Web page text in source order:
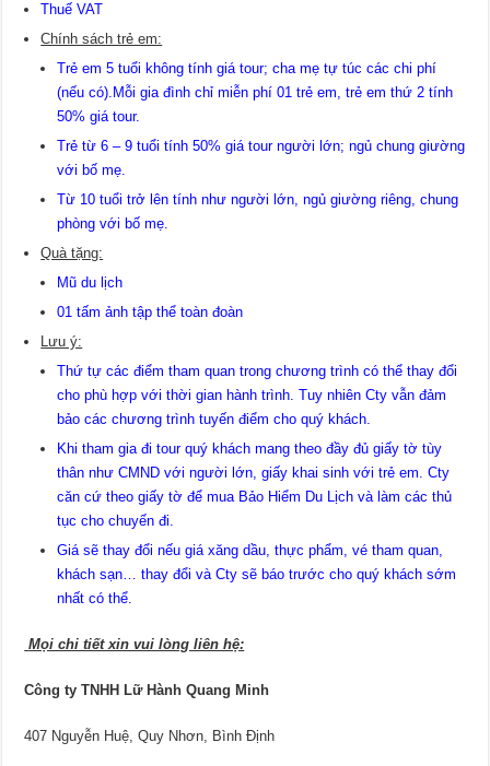
Thuế VAT
Chính sách trẻ em:
Trẻ em 5 tuổi không tính giá tour; cha mẹ tự túc các chi phí
(nếu có).Mỗi gia đình chỉ miễn phí 01 trẻ em, trẻ em thứ 2 tính
50% giá tour.
Trẻ từ 6 – 9 tuổi tính 50% giá tour người lớn; ngủ chung giường
với bố mẹ.
Từ 10 tuổi trở lên tính như người lớn, ngủ giường riêng, chung
phòng với bố mẹ.
Quà tặng:
Mũ du lịch
01 tấm ảnh tập thể toàn đoàn
Lưu ý:
Thứ tự các điểm tham quan trong chương trình có thể thay đổi
cho phù hợp với thời gian hành trình. Tuy nhiên Cty vẫn đảm
bảo các chương trình tuyến điểm cho quý khách.
Khi tham gia đi tour quý khách mang theo đầy đủ giấy tờ tùy
thân như CMND với người lớn, giấy khai sinh với trẻ em. Cty
căn cứ theo giấy tờ để mua Bảo Hiểm Du Lịch và làm các thủ
tục cho chuyến đi.
Giá sẽ thay đổi nếu giá xăng dầu, thực phẩm, vé tham quan,
khách sạn… thay đổi và Cty sẽ báo trước cho quý khách sớm
nhất có thể.
Mọi chi tiết xin vui lòng liên hệ:
Công ty TNHH Lữ Hành Quang Minh
407 Nguyễn Huệ, Quy Nhơn, Bình Định